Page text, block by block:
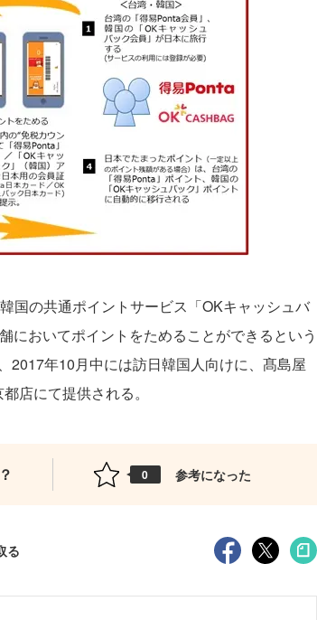
国の共通ポイントサービス「OKキャッシュバ
においてポイントをためることができるという
2017年10月中には訪日韓国人向けに、髙島屋
店にて提供される。
0 参考になった
る